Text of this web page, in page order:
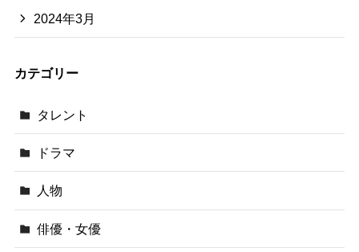
2024年3月
カテゴリー
タレント
ドラマ
人物
俳優・女優